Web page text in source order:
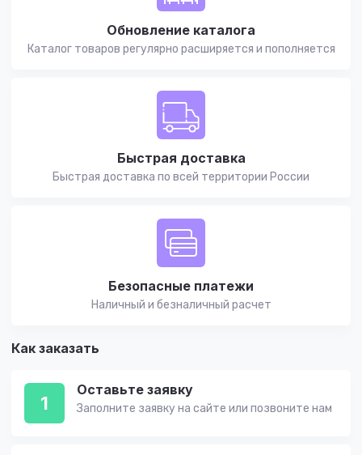
Обновление каталога
Каталог товаров регулярно расширяется и пополняется
Быстрая доставка
Быстрая доставка по всей территории России
Безопасные платежи
Наличный и безналичный расчет
Как заказать
1
Оставьте заявку
Заполните заявку на сайте или позвоните нам